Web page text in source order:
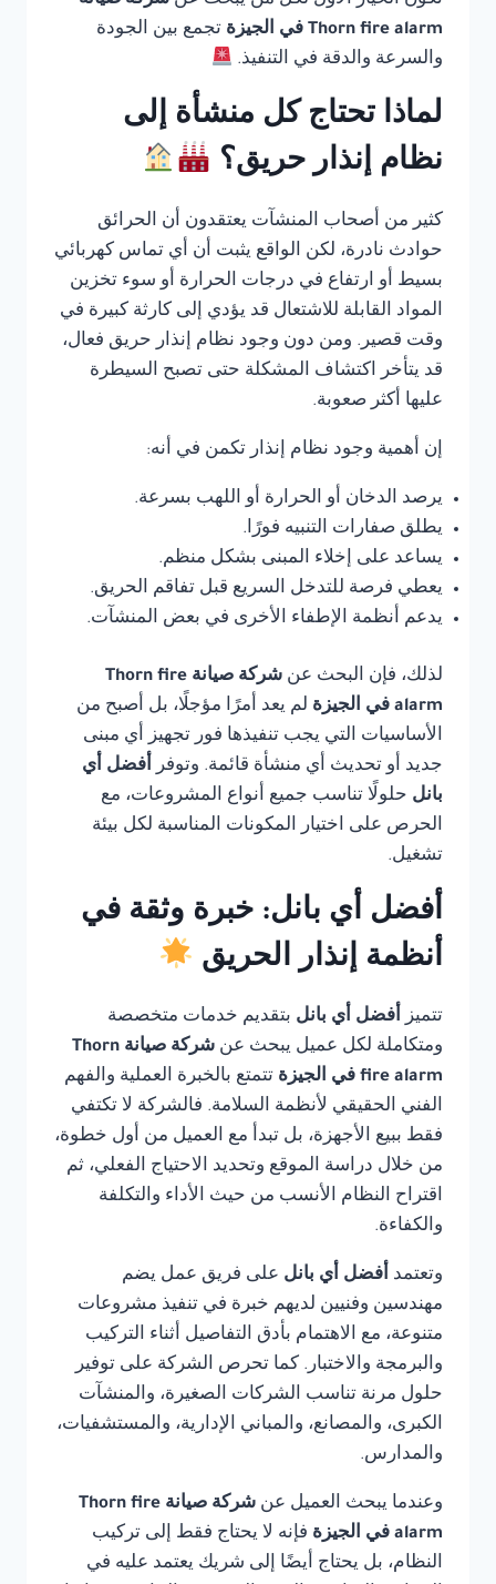
Thorn fire alarm في الجيزة
تجمع بين الجودة
والسرعة والدقة في التنفيذ.
لماذا تحتاج كل منشأة إلى
نظام إنذار حريق؟
كثير من أصحاب المنشآت يعتقدون أن الحرائق
حوادث نادرة، لكن الواقع يثبت أن أي تماس كهربائي
بسيط أو ارتفاع في درجات الحرارة أو سوء تخزين
المواد القابلة للاشتعال قد يؤدي إلى كارثة كبيرة في
وقت قصير. ومن دون وجود نظام إنذار حريق فعال،
قد يتأخر اكتشاف المشكلة حتى تصبح السيطرة
عليها أكثر صعوبة.
إن أهمية وجود نظام إنذار تكمن في أنه:
يرصد الدخان أو الحرارة أو اللهب بسرعة.
يطلق صفارات التنبيه فورًا.
يساعد على إخلاء المبنى بشكل منظم.
يعطي فرصة للتدخل السريع قبل تفاقم الحريق.
يدعم أنظمة الإطفاء الأخرى في بعض المنشآت.
لذلك، فإن البحث عن
شركة صيانة Thorn fire
alarm في الجيزة
لم يعد أمرًا مؤجلًا، بل أصبح من
الأساسيات التي يجب تنفيذها فور تجهيز أي مبنى
جديد أو تحديث أي منشأة قائمة. وتوفر أفضل أي
بانل حلولًا تناسب جميع أنواع المشروعات، مع
الحرص على اختيار المكونات المناسبة لكل بيئة
تشغيل.
أفضل أي بانل: خبرة وثقة في
أنظمة إنذار الحريق
تتميز أفضل أي بانل بتقديم خدمات متخصصة
ومتكاملة لكل عميل يبحث عن
شركة صيانة Thorn
fire alarm في الجيزة
تتمتع بالخبرة العملية والفهم
الفني الحقيقي لأنظمة السلامة. فالشركة لا تكتفي
فقط ببيع الأجهزة، بل تبدأ مع العميل من أول خطوة،
من خلال دراسة الموقع وتحديد الاحتياج الفعلي، ثم
اقتراح النظام الأنسب من حيث الأداء والتكلفة
والكفاءة.
وتعتمد أفضل أي بانل على فريق عمل يضم
مهندسين وفنيين لديهم خبرة في تنفيذ مشروعات
متنوعة، مع الاهتمام بأدق التفاصيل أثناء التركيب
والبرمجة والاختبار. كما تحرص الشركة على توفير
حلول مرنة تناسب الشركات الصغيرة، والمنشآت
الكبرى، والمصانع، والمباني الإدارية، والمستشفيات،
والمدارس.
وعندما يبحث العميل عن
شركة صيانة Thorn fire
alarm في الجيزة
فإنه لا يحتاج فقط إلى تركيب
النظام، بل يحتاج أيضًا إلى شريك يعتمد عليه في